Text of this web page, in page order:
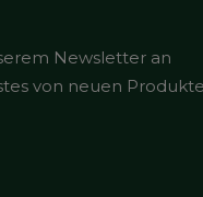
Newsletter an
von neuen